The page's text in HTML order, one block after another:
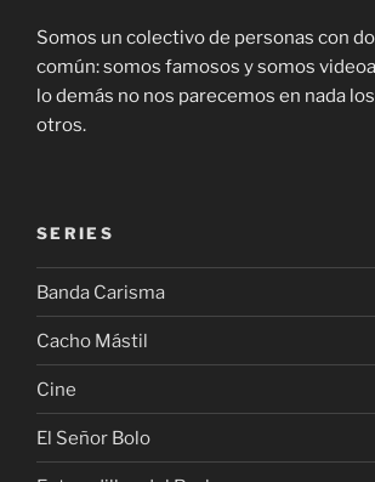
Somos un colectivo de personas con
común: somos famosos y somos
lo demás no nos parecemos en nada
otros.
SERIES
Banda Carisma
Cacho Mástil
Cine
El Señor Bolo